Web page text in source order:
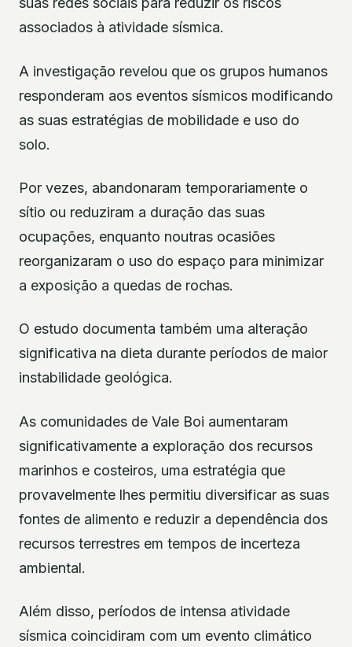
associados à atividade sísmica.
A investigação revelou que os grupos humanos
responderam aos eventos sísmicos modificando
as suas estratégias de mobilidade e uso do
solo.
Por vezes, abandonaram temporariamente o
sítio ou reduziram a duração das suas
ocupações, enquanto noutras ocasiões
reorganizaram o uso do espaço para minimizar
a exposição a quedas de rochas.
O estudo documenta também uma alteração
significativa na dieta durante períodos de maior
instabilidade geológica.
As comunidades de Vale Boi aumentaram
significativamente a exploração dos recursos
marinhos e costeiros, uma estratégia que
provavelmente lhes permitiu diversificar as suas
fontes de alimento e reduzir a dependência dos
recursos terrestres em tempos de incerteza
ambiental.
Além disso, períodos de intensa atividade
sísmica coincidiram com um evento climático